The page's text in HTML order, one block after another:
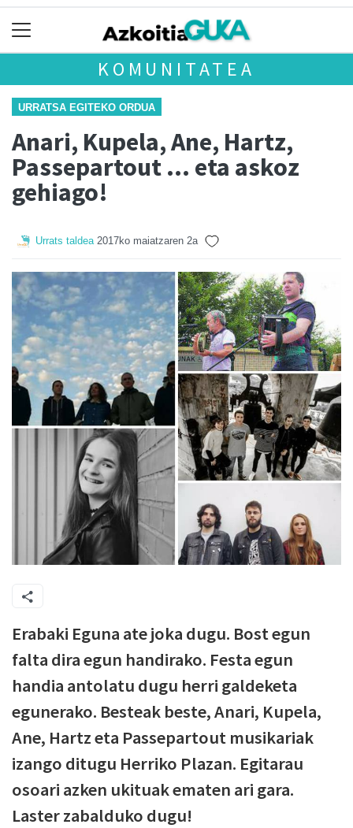
KOMUNITATEA
URRATSA EGITEKO ORDUA
Anari, Kupela, Ane, Hartz,
Passepartout ... eta askoz
gehiago!
Urrats taldea 2017ko maiatzaren 2a
Erabaki Eguna ate joka dugu. Bost egun
falta dira egun handirako. Festa egun
handia antolatu dugu herri galdeketa
egunerako. Besteak beste, Anari, Kupela,
Ane, Hartz eta Passepartout musikariak
izango ditugu Herriko Plazan. Egitarau
osoari azken ukituak ematen ari gara.
Laster zabalduko dugu!